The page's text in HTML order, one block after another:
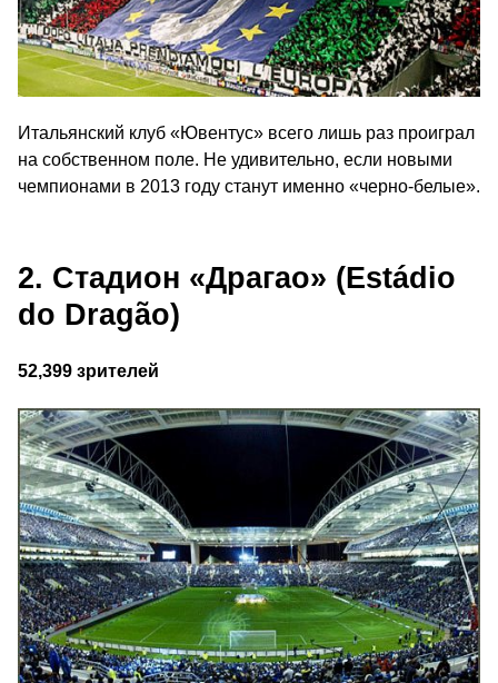
Итальянский клуб «Ювентус» всего лишь раз проиграл
на собственном поле. Не удивительно, если новыми
чемпионами в 2013 году станут именно «черно-белые».
2. Стадион «Драгао» (Estádio
do Dragão)
52,399 зрителей